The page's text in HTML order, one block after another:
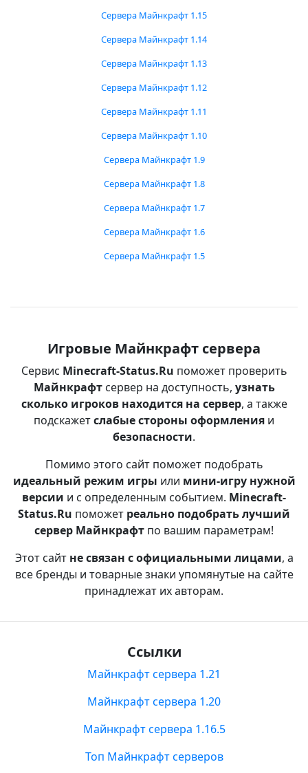
Сервера Майнкрафт 1.15
Сервера Майнкрафт 1.14
Сервера Майнкрафт 1.13
Сервера Майнкрафт 1.12
Сервера Майнкрафт 1.11
Сервера Майнкрафт 1.10
Сервера Майнкрафт 1.9
Сервера Майнкрафт 1.8
Сервера Майнкрафт 1.7
Сервера Майнкрафт 1.6
Сервера Майнкрафт 1.5
Игровые Майнкрафт сервера
Сервис Minecraft-Status.Ru поможет проверить
Майнкрафтсервер на доступность, узнать
сколько игроков находится на сервер, а также
подскажетслабые стороны оформления и
безопасности.
Помимо этого сайт поможет подобрать
идеальный режим игры или мини-игру нужной
версии и с определенным событием. Minecraft-
Status.Ru поможет реально подобрать лучший
сервер Майнкрафт по вашим параметрам!
Этот сайт не связан с официальными лицами, а
все бренды и товарные знаки упомянутые на сайте
принадлежат их авторам.
Ссылки
Майнкрафт сервера 1.21
Майнкрафт сервера 1.20
Майнкрафт сервера 1.16.5
Топ Майнкрафт серверов